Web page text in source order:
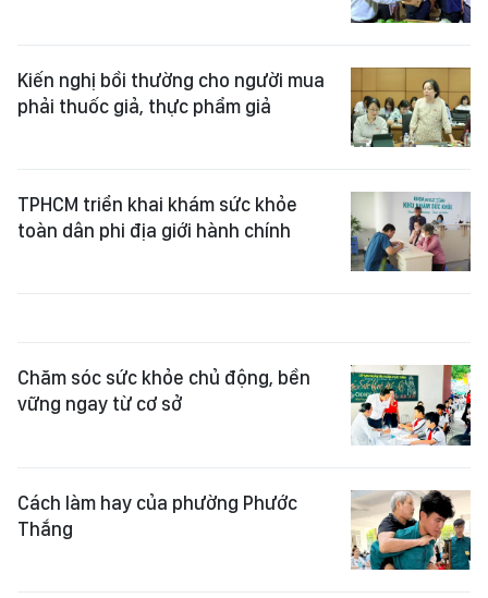
Kiến nghị bồi thường cho người mua
phải thuốc giả, thực phẩm giả
TPHCM triển khai khám sức khỏe
toàn dân phi địa giới hành chính
Chăm sóc sức khỏe chủ động, bền
vững ngay từ cơ sở
Cách làm hay của phường Phước
Thắng